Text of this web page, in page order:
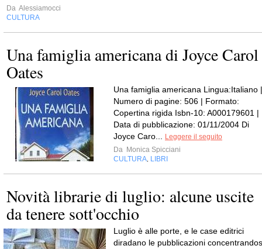
Da Alessiamocci
CULTURA
Una famiglia americana di Joyce Carol
Oates
Una famiglia americana Lingua:Italiano |
Numero di pagine: 506 | Formato:
Copertina rigida Isbn-10: A000179601 |
Data di pubblicazione: 01/11/2004 Di
Joyce Caro...
Leggere il seguito
Da Monica Spicciani
CULTURA LIBRI
Novità librarie di luglio: alcune uscite
da tenere sott'occhio
Luglio è alle porte, e le case editrici
diradano le pubblicazioni